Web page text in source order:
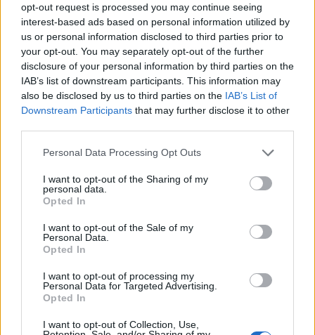
opt-out request is processed you may continue seeing
interest-based ads based on personal information utilized by
us or personal information disclosed to third parties prior to
your opt-out. You may separately opt-out of the further
disclosure of your personal information by third parties on the
IAB’s list of downstream participants. This information may
also be disclosed by us to third parties on the IAB’s List of
Downstream Participants that may further disclose it to other
Please note that this website/app uses one or more Google
not limited to your visit or usage behaviour. You may click to
grant or deny consent to Google and its third-party tags to
use your data for below specified purposes in below Google
consent section.
Personal Data Processing Opt Outs
I want to opt-out of the Sharing of my
personal data.
Opted In
I want to opt-out of the Sale of my
Personal Data.
Opted In
I want to opt-out of processing my
Personal Data for Targeted Advertising.
Opted In
I want to opt-out of Collection, Use,
SALUD Y BIENESTAR
Crianza tradicional para una infancia más
autónoma
La crianza cotidiana se construye mediante decisiones
pequeñas…
SALUD Y BIENESTAR